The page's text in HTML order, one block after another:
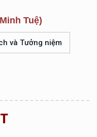
Tuệ)
và Tưởng niệm